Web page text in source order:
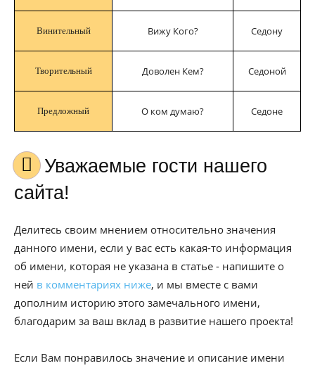
Винительный Вижу Кого? Седону
Творительный Доволен Кем? Седоной
Предложный О ком думаю? Седоне
Уважаемые гости нашего
сайта!
Делитесь своим мнением относительно значения
данного имени, если у вас есть какая-то информация
об имени, которая не указана в статье - напишите о
ней в комментариях ниже, и мы вместе с вами
дополним историю этого замечального имени,
благодарим за ваш вклад в развитие нашего проекта!
Если Вам понравилось значение и описание имени